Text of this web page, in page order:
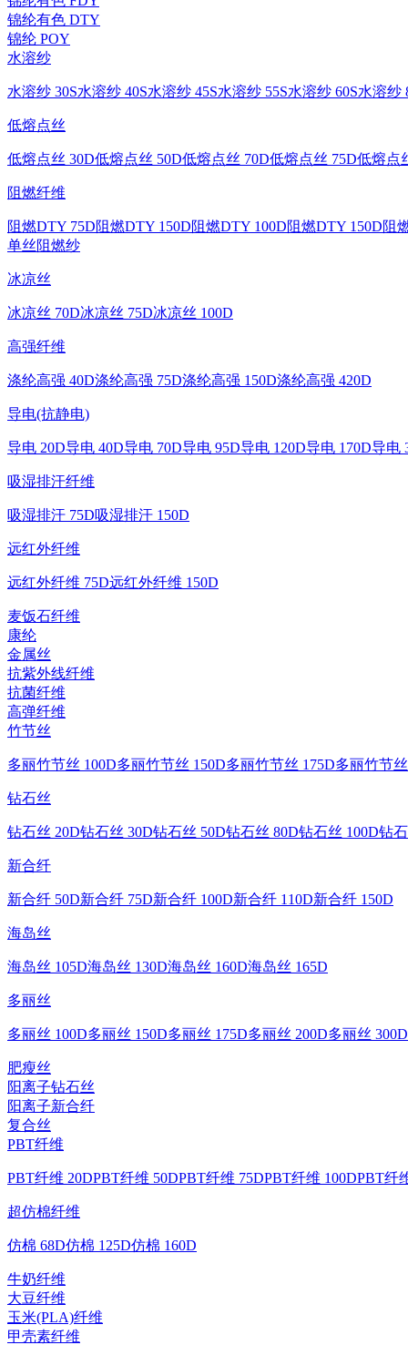
锦纶有色 DTY
锦纶 POY
水溶纱
水溶纱 30S水溶纱 40S水溶纱 45S水溶纱 55S水溶纱 60S水溶纱
低熔点丝
低熔点丝 30D低熔点丝 50D低熔点丝 70D低熔点丝 75D低熔点
阻燃纤维
阻燃DTY 75D阻燃DTY 150D阻燃DTY 100D阻燃DTY 150D阻
单丝阻燃纱
冰凉丝
冰凉丝 70D冰凉丝 75D冰凉丝 100D
高强纤维
涤纶高强 40D涤纶高强 75D涤纶高强 150D涤纶高强 420D
导电(抗静电)
导电 20D导电 40D导电 70D导电 95D导电 120D导电 170D导电
吸湿排汗纤维
吸湿排汗 75D吸湿排汗 150D
远红外纤维
远红外纤维 75D远红外纤维 150D
麦饭石纤维
康纶
金属丝
抗紫外线纤维
抗菌纤维
高弹纤维
竹节丝
多丽竹节丝 100D多丽竹节丝 150D多丽竹节丝 175D多丽竹节
钻石丝
钻石丝 20D钻石丝 30D钻石丝 50D钻石丝 80D钻石丝 100D钻
新合纤
新合纤 50D新合纤 75D新合纤 100D新合纤 110D新合纤 150D
海岛丝
海岛丝 105D海岛丝 130D海岛丝 160D海岛丝 165D
多丽丝
多丽丝 100D多丽丝 150D多丽丝 175D多丽丝 200D多丽丝 300D
肥瘦丝
阳离子钻石丝
阳离子新合纤
复合丝
PBT纤维
PBT纤维 20DPBT纤维 50DPBT纤维 75DPBT纤维 100DPBT纤
超仿棉纤维
仿棉 68D仿棉 125D仿棉 160D
牛奶纤维
大豆纤维
玉米(PLA)纤维
甲壳素纤维